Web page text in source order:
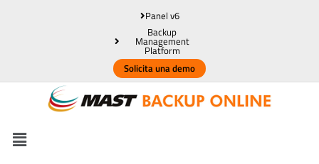
Panel v6
Backup
Management
Platform
Solicita una demo